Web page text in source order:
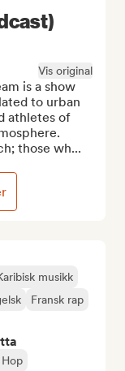
musikk
Fransk rap
Vis original
is a show
to urban
athletes of
those wh...